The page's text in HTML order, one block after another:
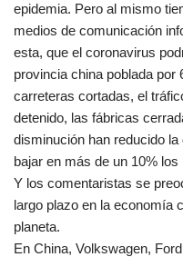
epidemia. Pero al mismo
medios de comunicación
esta, que el coronavirus
provincia china poblada por
carreteras cortadas, el
detenido, las fábricas
disminución han reducido
bajar en más de un 10%
Y los comentaristas se
largo plazo en la economía
planeta.
En China, Volkswagen,